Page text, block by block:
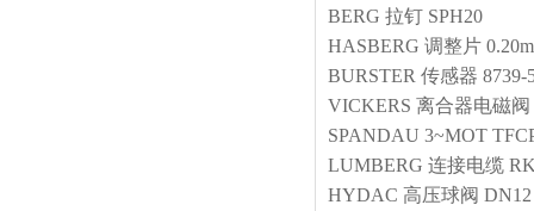
BERG 拉钉 SPH20
HASBERG 调整片
BURSTER 传感器 8739-
VICKERS 离合器电磁阀
SPANDAU 3~MOT
LUMBERG 连接电缆
HYDAC 高压球阀